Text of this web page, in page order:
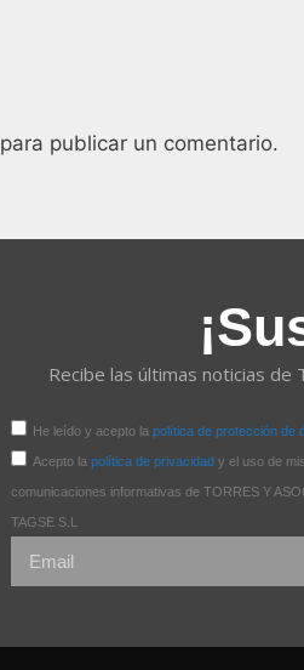
para publicar un comentario.
Recibe las últimas noticias
He leído y acepto la política de protección de
Acepto la política de privacidad y el uso de
comunicaciones informativas de TORRES Y
TAGSE S.L